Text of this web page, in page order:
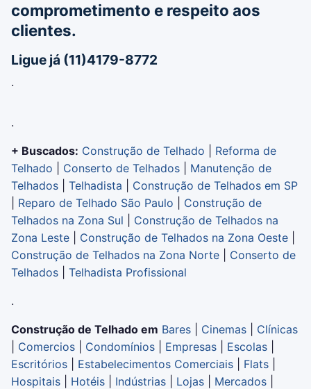
comprometimento e respeito aos
clientes.
Ligue já (11)4179-8772
.
.
+ Buscados: Construção de Telhado
Reforma de
Telhado
Conserto de Telhados
Manutenção de
Telhados
Telhadista
Construção de Telhados em SP
Reparo de Telhado São Paulo
Construção de
Telhados na Zona Sul
Construção de Telhados na
Zona Leste
Construção de Telhados na Zona Oeste
Construção de Telhados na Zona Norte
Conserto de
Telhados
Telhadista Profissional
.
Construção de Telhado em Bares Cinemas
Clínicas
Comercios Condomínios Empresas Escolas
Escritórios
Estabelecimentos Comerciais Flats
Hospitais
Hotéis Indústrias Lojas Mercados